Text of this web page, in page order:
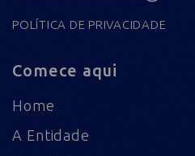
POLÍTICA DE PRIVACIDADE
Comece aqui
Home
A Entidade